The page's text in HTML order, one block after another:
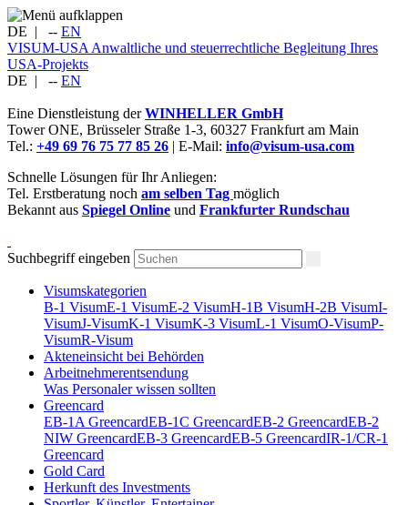
DE | -- EN
VISUM-USA Anwaltliche und steuerrechtliche Begleitung Ihres
USA-Projekts
DE | -- EN
Eine Dienstleistung derWINHELLER GmbH
Tower ONE, Brüsseler Straße 1-3, 60327 Frankfurt am Main
Tel.: +49 69 76 75 77 85 26 | E-Mail: info@visum-usa.com
Schnelle Lösungen für Ihr Anliegen:
Tel. Erstberatung noch am selben Tag möglich
Bekannt aus Spiegel Online und Frankfurter Rundschau
Suchbegriff eingeben
Visumskategorien
B-1 VisumE-1 VisumE-2 VisumH-1B VisumH-2B VisumI-
VisumJ-VisumK-1 VisumK-3 VisumL-1 VisumO-VisumP-
VisumR-Visum
Akteneinsicht bei Behörden
Arbeitnehmerentsendung
Was Personaler wissen sollten
Greencard
EB-1A GreencardEB-1C GreencardEB-2 GreencardEB-2
NIW GreencardEB-3 GreencardEB-5 GreencardIR-1/CR-1
Greencard
Gold Card
Herkunft des Investments